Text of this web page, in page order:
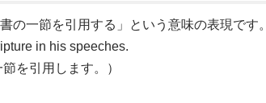
の一節を引用する」という意味の表現です。
in his speeches.
を引用します。）